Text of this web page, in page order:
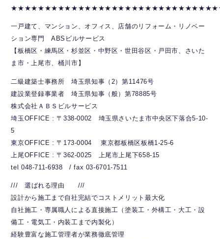
一戸建て、マンション、オフィス、店舗のリフォーム・リノベー
ション専門 ABSビルサービス
【板橋区・練馬区・杉並区・中野区・世田谷区・戸田市、さいた
ま市・上尾市、桶川市】
二級建築士事務所 埼玉県知事（2）第11476号
建設業登録事業者 埼玉県知事（般）第78885号
株式会社ＡＢＳビルサービス
埼玉OFFICE : 〒338-0002 埼玉県さいたま市中央区下落合5-10-
5
東京OFFICE : 〒173-0004 東京都板橋区板橋1-25-6
上尾OFFICE : 〒362-0025 上尾市上尾下658-15
tel 048-711-6938 / fax 03-6701-7511
/// 選ばれる理由 ///
設計から施工まで自社完結でコストメリット最大化
自社施工・専属職人による直接施工（塗装工・外構工・大工・設
備工・電気工・内装工まで内製化）
経験豊富な施工管理者が業務徹底管理